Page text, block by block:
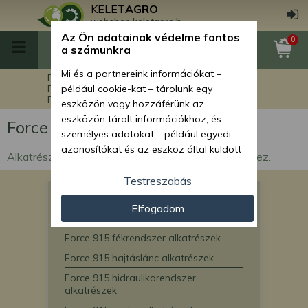
KELETAGRO
webshop.keletagro.hu
0
Főoldal
Force alkatrészek
Force rakodók alkatrészei
Force 915 rakodógép alkatrészek
Force 915 rakodógép alkatrészek
Alkatrészek Force 915 törzscsuklós rakodógépekhez.
Force 915 egyéb alkatrészek
Force 915 elektromos alkatrészek
Force 915 fékrendszer alkatrészek
Force 915 hajtáslánc alkatrészek
Force 915 hidraulikarendszer
alkatrészek
Az Ön adatainak védelme fontos
a számunkra
Mi és a partnereink információkat –
például cookie-kat – tárolunk egy
eszközön vagy hozzáférünk az
eszközön tárolt információkhoz, és
személyes adatokat – például egyedi
azonosítókat és az eszköz által küldött
személyre szabott hirdetések és
tartalom nyújtásához, hirdetés- és
tartalomméréshez, nézettségi adatok
gyűjtéséhez, valamint termékek
kifejlesztéséhez és a termékek
javításához. Az Ön engedélyével mi és a
partnereink eszközleolvasásos
módszerrel szerzett pontos geolokációs
adatokat és azonosítási információkat
Testreszabás
Elfogadom